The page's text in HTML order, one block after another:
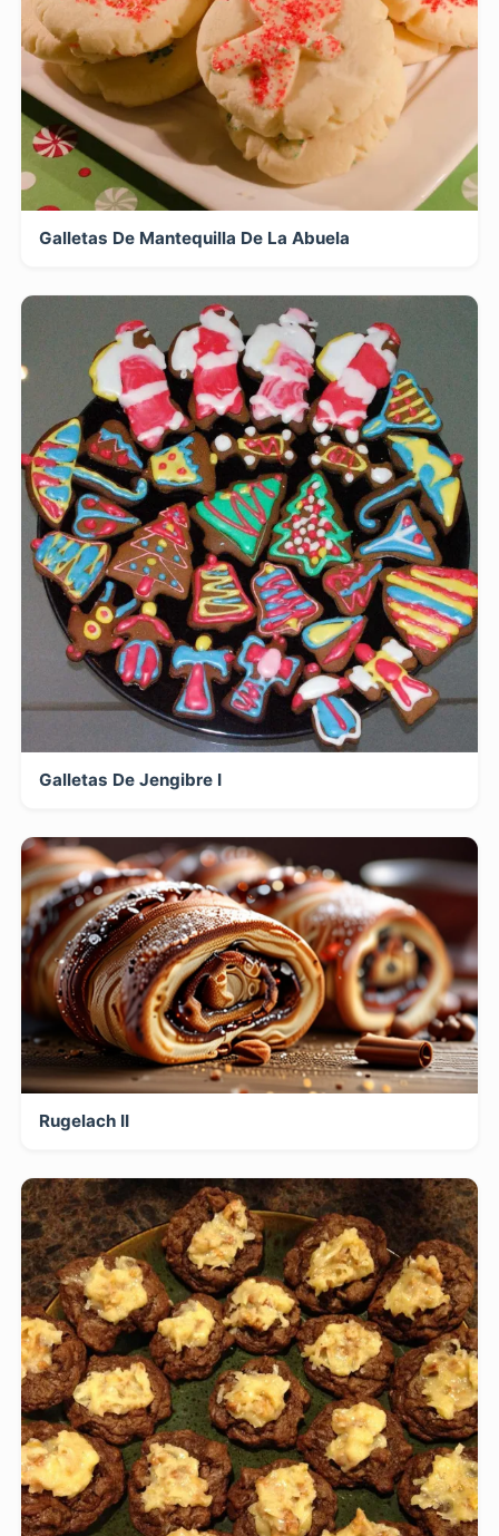
Galletas De Mantequilla De La Abuela
Galletas De Jengibre I
Rugelach II